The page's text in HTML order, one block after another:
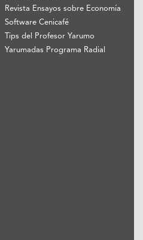
Revista Ensayos sobre Economía
Software Cenicafé
Tips del Profesor Yarumo
Yarumadas Programa Radial